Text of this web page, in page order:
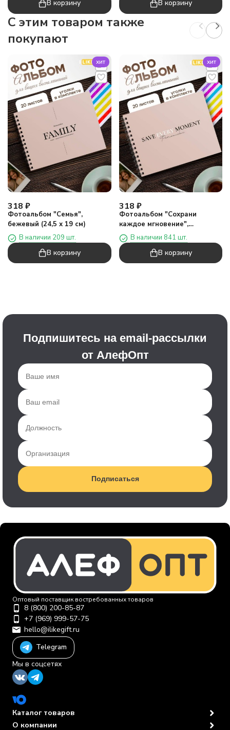
В корзину В корзину
C этим товаром также
покупают
хит
318 ₽
Фотоальбом "Семья",
бежевый (24,5 х 19 см)
В наличии 209 шт.
В корзину
хит
318 ₽
Фотоальбом "Сохрани
каждое мгновение",
коричневый (24,5 х 19 см)
В наличии 841 шт.
В корзину
Подпишитесь на email-рассылки
от АлефОпт
Подписаться
Оптовый поставщик востребованных товаров
8 (800) 200-85-87
+7 (969) 999-57-75
hello@ilikegift.ru
Telegram
Мы в соцсетях
Каталог товаров
О компании